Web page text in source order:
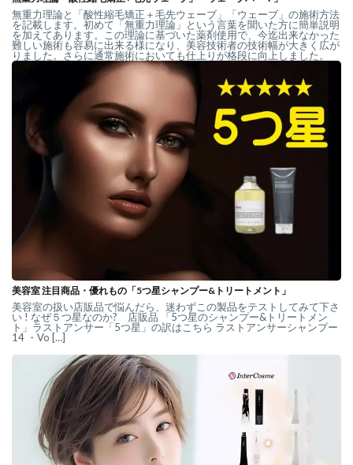
無重力理論と「酸性縮毛矯正＋毛先ウェーブ」「ウェーブ」の施術方法
を記載します。初めて「無重力理論」という言葉を聞いた方に簡単説明
を加えてあります。この理論に基づいた薬剤使用で、今迄出来なかった
難しい施術も容易に出来る様になり、美容技術者の技術幅が大きく広が
りました。さらに通常施術においても仕上りが格段に向上しました。
美容室 注目商品・優れもの「5つ星シャンプー&トリートメント」
美容室の扱い店販品で悩んだら、迷わずこの製品をテストしてみて下さ
い ! なぜ５つ星なのか? 店販品 「5つ星のシャンプー&トリートメン
ト」ラストアンサー「5つ星」の訳はこちら ラストアンサーシャンプー
14 ・Vo […]